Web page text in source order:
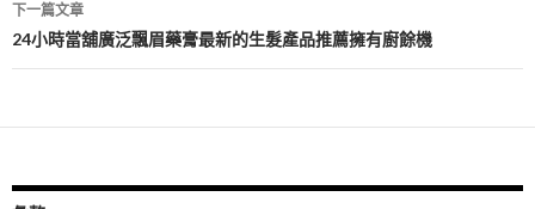
覽
下一篇文章
24小時當舖廣泛飄眉藥膏最新的生髮產品推薦擁有廚餘機